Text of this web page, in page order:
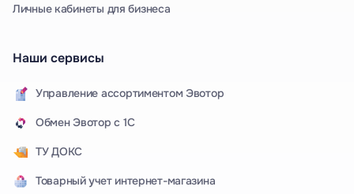
Личные кабинеты для бизнеса
Наши сервисы
Управление ассортиментом Эвотор
Обмен Эвотор с 1С
ТУ ДОКС
Товарный учет интернет-магазина